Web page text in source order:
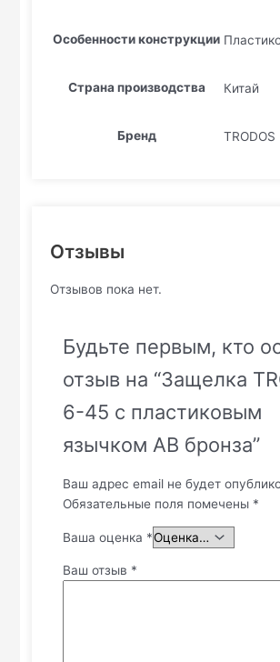
Особенности конструкции
Страна производства Китай
Бренд TRODOS
Отзывы
Отзывов пока нет.
Будьте первым, кто
отзыв на “Защелка
6-45 с пластиковым
язычком AB бронза”
Ваш адрес email не будет
Обязательные поля помечены *
Ваша оценка *
Ваш отзыв *